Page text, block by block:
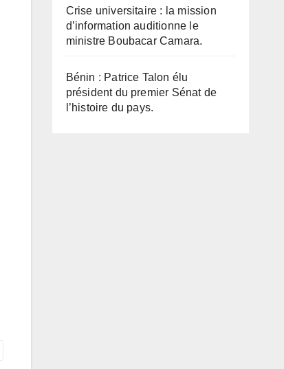
Crise universitaire : la mission
d’information auditionne le
ministre Boubacar Camara.
Bénin : Patrice Talon élu
président du premier Sénat de
l’histoire du pays.